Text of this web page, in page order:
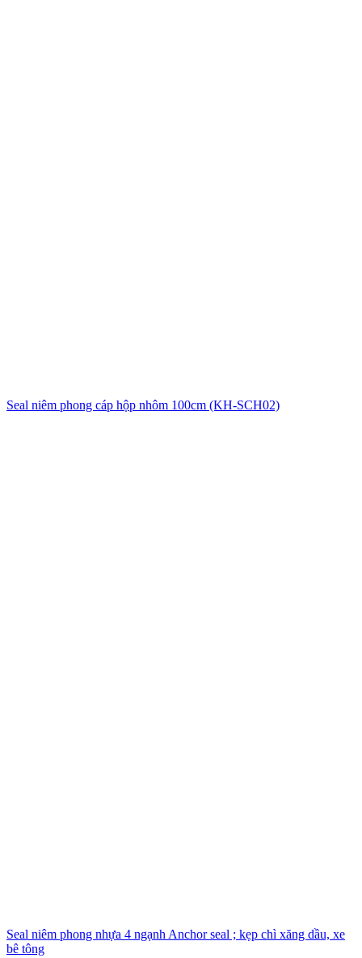
Seal niêm phong cáp hộp nhôm 100cm (KH-SCH02)
Seal niêm phong nhựa 4 ngạnh Anchor seal ; kẹp chì xăng dầu, xe
bê tông